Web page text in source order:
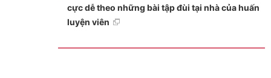
cực dễ theo những bài tập đùi tại nhà của huấn
luyện viên